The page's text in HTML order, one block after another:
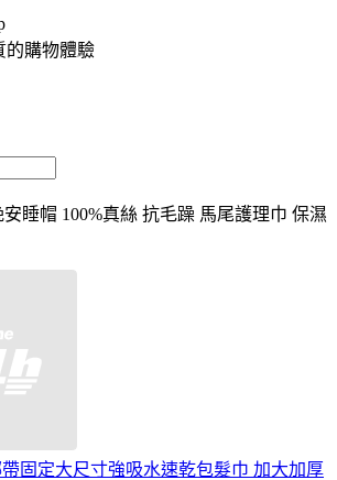
的購物體驗
睡帽 100%真絲 抗毛躁 馬尾護理巾 保濕
帶固定大尺寸強吸水速乾包髮巾 加大加厚